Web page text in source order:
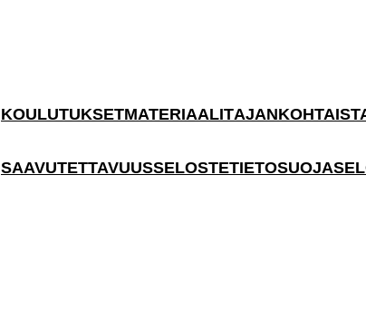
KOULUTUKSETMATERIAALIT
SAAVUTETTAVUUSSELOSTE